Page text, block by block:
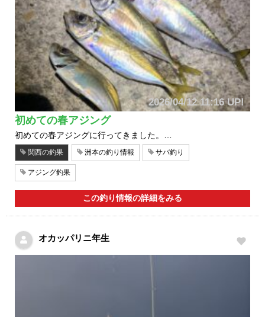
2026/04/12 11:16 UP!
初めての春アジング
初めての春アジングに行ってきました。…
関西の釣果 洲本の釣り情報 サバ釣り
アジング釣果
この釣り情報の詳細をみる
オカッパリニ年生